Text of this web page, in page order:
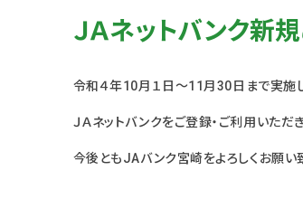
ＪＡネットバンク新
令和４年10月１日～11月30日まで実施し
ＪＡネットバンクをご登録・ご利用いただ
今後ともJAバンク宮崎をよろしくお願い